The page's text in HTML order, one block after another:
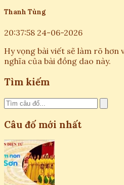
Thanh Tùng
20:37:58 24-06-2026
Hy vọng bài viết sẽ làm rõ hơn
nghĩa của bài đồng dao này.
Tìm kiếm
Câu đố mới nhất